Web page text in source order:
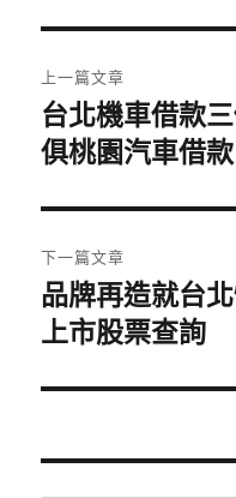
章
導
覽
上一篇文章
上
一
文
章:
台北機車借款
俱桃園汽車借款
下一篇文章
下
一
文
品牌再造就台
上市股票查詢